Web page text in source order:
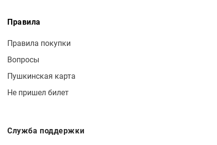
Правила
Правила покупки
Вопросы
Пушкинская карта
Не пришел билет
Служба поддержки